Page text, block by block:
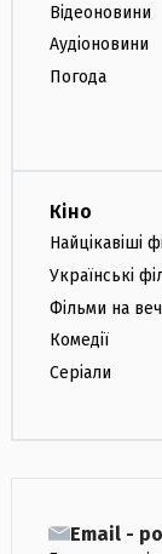
Відеоновини
Аудіоновини
Погода
Кіно
Найцікавіші
Українські
Фільми на
Комедії
Серіали
Email -